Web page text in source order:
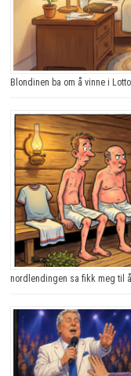
Blondinen ba om å vinne i
nordlendingen sa fikk meg til